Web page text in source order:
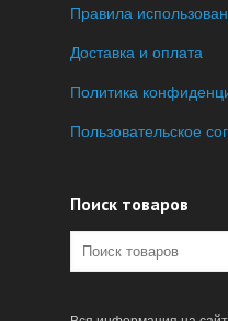
Правила
Доставка и оплата
Политика
Пользовательское
Поиск товаров